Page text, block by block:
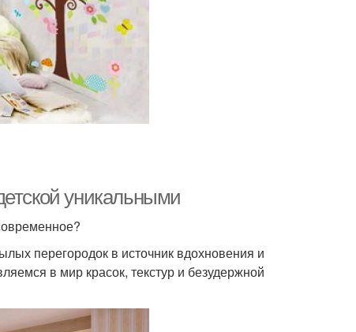
уникальными
перегородок в источник вдохновения и
в мир красок, текстур и безудержной